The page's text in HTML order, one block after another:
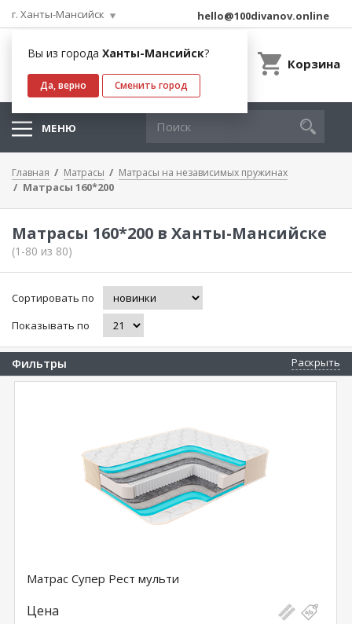
г. Ханты-Мансийск
Вы из города Ханты-Мансийск?
Да, верно Сменить город
hello@100divanov.online
Корзина
МЕНЮ
Главная Матрасы Матрасы на независимых пружинах
Матрасы 160*200
Матрасы 160*200 в Ханты-Мансийске
(1-80 из 80)
Сортировать по
Показывать по
Фильтры Раскрыть
Матрас Супер Рест мульти
Цена